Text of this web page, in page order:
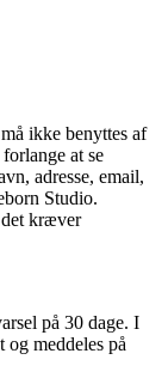
ikke benyttes af
forlange at se
adresse, email,
Studio.
kræver
på 30 dage. I
meddeles på